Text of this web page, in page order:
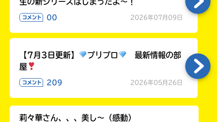
みんなからのお手紙が
読める
コメント 00 2026年07月09日
【7月3日更新】 プリプロ
最新情報の部
屋
コメント 209 2026年05月26日
莉々華さん、、、美し〜（感動）